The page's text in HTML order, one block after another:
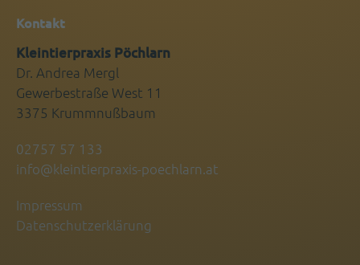
Kontakt
Kleintierpraxis Pöchlarn
Dr. Andrea Mergl
Gewerbestraße West 11
3375 Krummnußbaum
02757 57 133
info@kleintierpraxis-poechlarn.at
Impressum
Datenschutzerklärung